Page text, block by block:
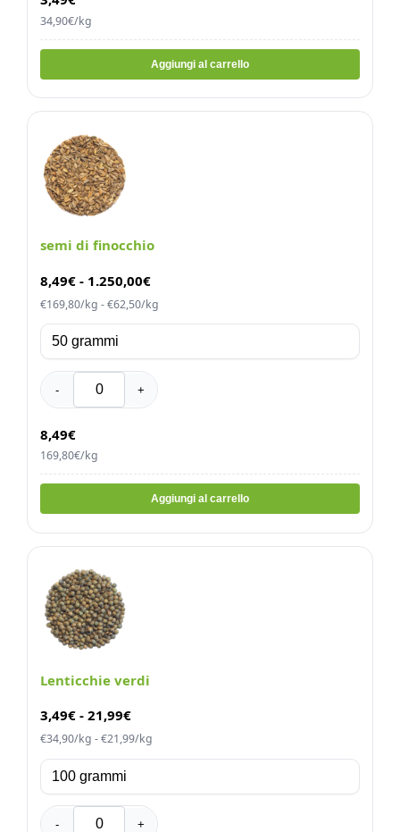
34,90€/kg
Aggiungi al carrello
semi di finocchio
8,49€ - 1.250,00€
€169,80/kg - €62,50/kg
- +
8,49€
169,80€/kg
Aggiungi al carrello
Lenticchie verdi
3,49€ - 21,99€
€34,90/kg - €21,99/kg
- +